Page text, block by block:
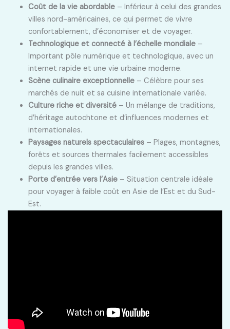
Coût de la vie abordable – Inférieur à celui des grandes
villes nord-américaines, ce qui permet de vivre
confortablement, d’économiser et de voyager.
Technologique et connecté à l’échelle mondiale –
Important pôle numérique et technologique, avec un
internet rapide et une vie urbaine moderne.
Scène culinaire exceptionnelle – Célèbre pour ses
marchés de nuit et sa cuisine internationale variée.
Culture riche et diversité – Un mélange de traditions,
d’héritage autochtone et d’influences modernes et
internationales.
Paysages naturels spectaculaires – Plages, montagnes,
forêts et sources thermales facilement accessibles
depuis les grandes villes.
Porte d’entrée vers l’Asie – Situation centrale idéale
pour voyager à faible coût en Asie de l’Est et du Sud-
Est.